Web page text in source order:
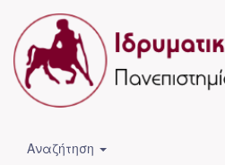
Αναζήτηση